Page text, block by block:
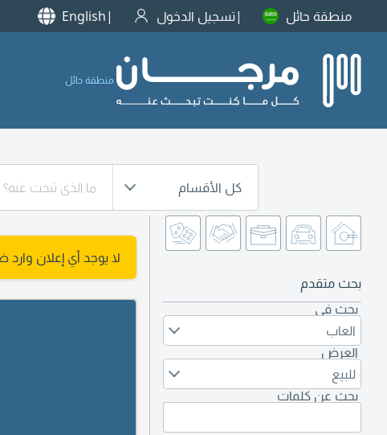
منطقة حائل تسجيل الدخول English
منطقة حائل
كل الأقسام
بحث متقدم
بحث في
العاب
العرض
للبيع
بحث عن كلمات
لا يوجد أي إعلان